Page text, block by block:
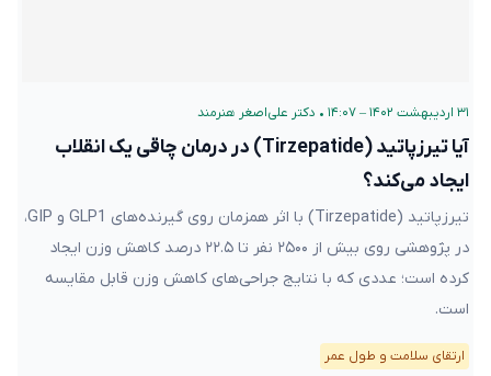
۳۱ اردیبهشت ۱۴۰۲ – ۱۴:۰۷ • دکتر علی‌اصغر هنرمند
آیا تیرزپاتید (Tirzepatide) در درمان چاقی یک انقلاب
ایجاد می‌کند؟
تیرزپاتید (Tirzepatide) با اثر همزمان روی گیرنده‌های GLP1 و GIP،
در پژوهشی روی بیش از ۲۵۰۰ نفر تا ۲۲.۵ درصد کاهش وزن ایجاد
کرده است؛ عددی که با نتایج جراحی‌های کاهش وزن قابل مقایسه
است.
ارتقای سلامت و طول عمر